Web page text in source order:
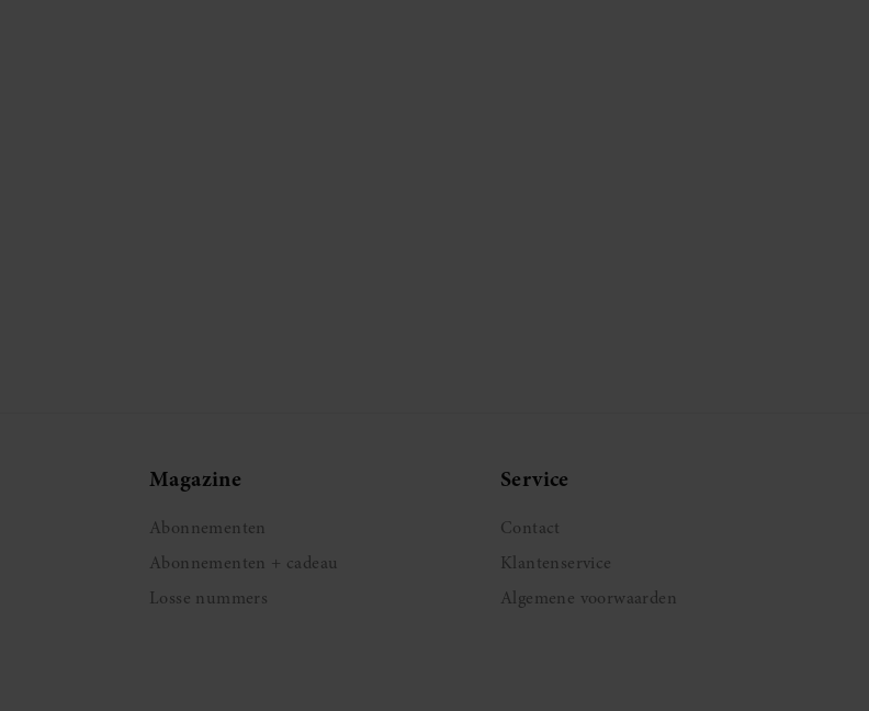
Magazine
Abonnementen
Abonnementen + cadeau
Losse nummers
Service
Contact
Klantenservice
Algemene voorwaarden